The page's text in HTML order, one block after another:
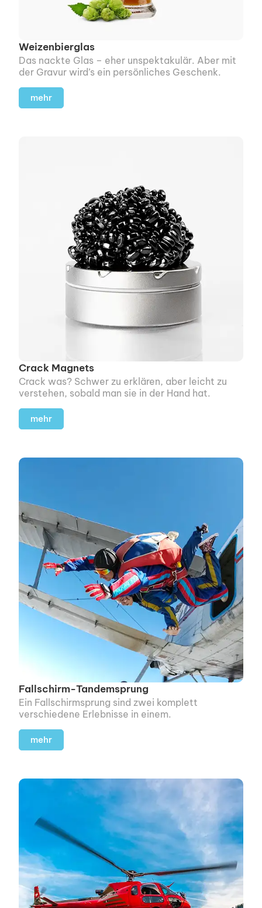
Weizenbierglas
Das nackte Glas – eher unspek­takulär. Aber mit
der Gravur wird’s ein persönliches Geschenk.
mehr
Crack Magnets
Crack was? Schwer zu erklären, aber leicht zu
verstehen, sobald man sie in der Hand hat.
mehr
Fallschirm-Tandemsprung
Ein Fallschirmsprung sind zwei komplett
verschiedene Erlebnisse in einem.
mehr